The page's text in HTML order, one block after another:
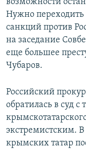
возможности
Нужно
санкций против
на заседание
еще большее
Чубаров.
Российский
обратилась в суд
экстремистским. В
крымских татар